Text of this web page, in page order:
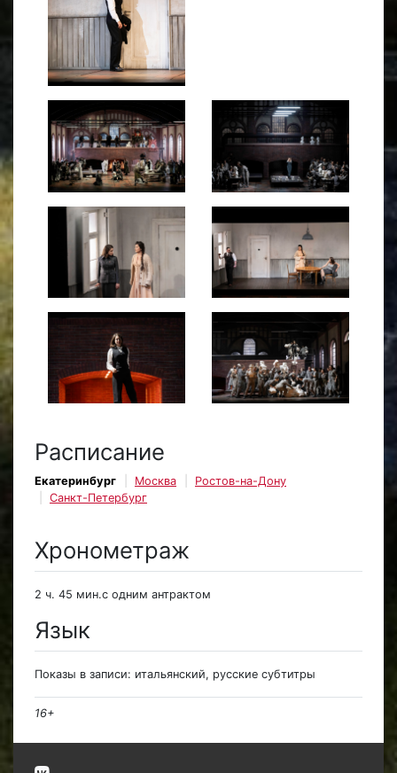
Расписание
Екатеринбург Москва
Ростов-на-Дону
Санкт-Петербург
Хронометраж
2 ч. 45 мин.с одним антрактом
Язык
Показы в записи: итальянский, русские субтитры
16+